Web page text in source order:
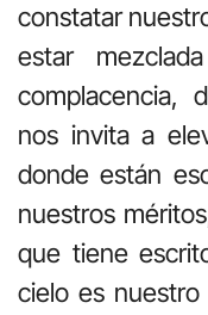
constatar
estar
complacencia,
nos invita a
donde están
nuestros
que tiene
cielo es nuestro